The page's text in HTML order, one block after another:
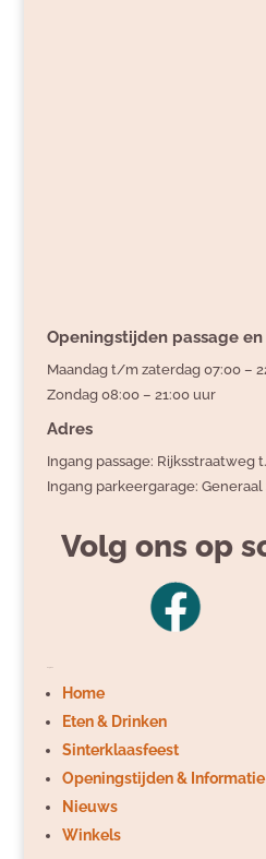
Openingstijden passage
Maandag t/m zaterdag 07:00 –
Zondag 08:00 – 21:00 uur
Adres
Ingang passage: Rijksstraatweg
Ingang parkeergarage: Generaal
Volg ons op
Home
Eten & Drinken
Sinterklaasfeest
Openingstijden & Informatie
Nieuws
Winkels